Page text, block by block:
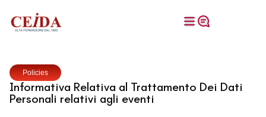
Policies
Informativa Relativa al Trattamento Dei Dati
Personali relativi agli eventi